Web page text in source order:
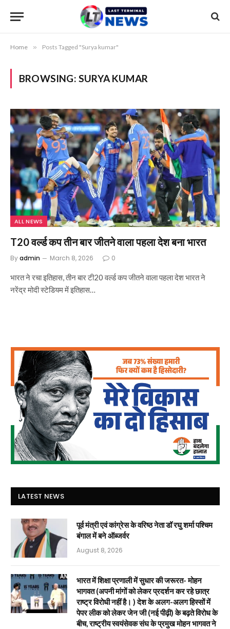
Home » Posts Tagged "Surya kumar"
BROWSING: SURYA KUMAR
ALL NEWS
T20 वर्ल्ड कप तीन बार जीतने वाला पहला देश बना भारत
Byadmin March 8, 2026 0
भारत ने रचा इतिहास, तीन बार टी20 वर्ल्ड कप जीतने वाला पहला देश भारत ने
नरेंद्र मोदी स्टेडियम में इतिहास…
LATEST NEWS
पूर्व मंत्री एवं कांग्रेस के वरिष्ठ नेता डॉ रघु शर्मा पश्चिम
बंगाल में बने ऑब्जर्वर
August 8, 2026
भारत में शिक्षा प्रणाली में सुधार की जरूरत- मोहन
भागवत (अपनी मांगों को लेकर प्रदर्शन कर रहे छात्र
राष्ट्र विरोधी नहीं है। ) देश के अलग-अलग हिस्सों में
पेपर लीक को लेकर जेन जी (नई पीढ़ी) के बढ़ते विरोध के
बीच, राष्ट्रीय स्वयंसेवक संघ के प्रमुख मोहन भागवत ने